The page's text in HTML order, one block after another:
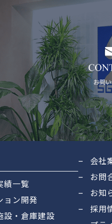
績一覧
ョン開発
設・倉庫建設
会社
お問
お知
採用